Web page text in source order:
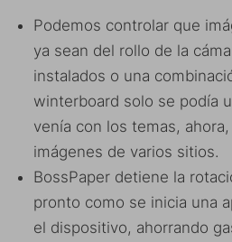
Podemos controlar que
ya sean del rollo de la
instalados o una
winterboard solo se podía
venía con los temas,
imágenes de varios sitios.
BossPaper detiene la
pronto como se inicia una
el dispositivo, ahorrando